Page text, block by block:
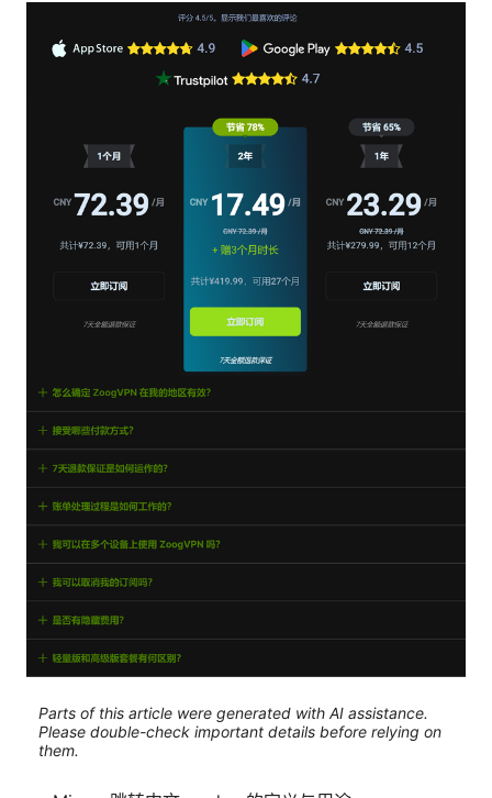
Parts of this article were generated with AI assistance.
Please double-check important details before relying on
them.